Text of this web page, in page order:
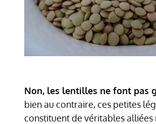
Non, les lentilles ne font pas
bien au contraire, ces petites
constituent de véritables alliées